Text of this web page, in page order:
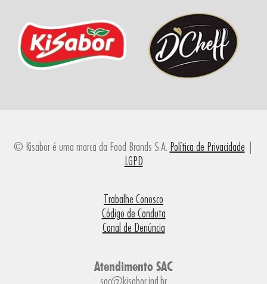
© Kisabor é uma marca da Food Brands S.A. Política de Privacidade |
LGPD
Trabalhe Conosco
Código de Conduta
Canal de Denúncia
Atendimento SAC
sac@kisabor.ind.br